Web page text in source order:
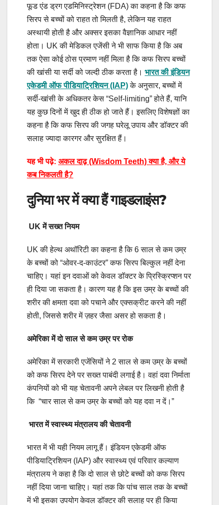
फूड एंड ड्रग एडमिनिस्ट्रेशन (FDA) का कहना है कि कफ
सिरप से बच्चों को राहत तो मिलती है, लेकिन यह राहत
अस्थायी होती है और अक्सर इसका वैज्ञानिक आधार नहीं
होता। UK की मेडिकल एजेंसी ने भी साफ किया है कि अब
तक ऐसा कोई ठोस प्रमाण नहीं मिला है कि कफ सिरप बच्चों
की खांसी या सर्दी को जल्दी ठीक करता है। भारत की इंडियन
एकेडमी ऑफ पीडियाट्रिशियन (IAP)के अनुसार, बच्चों में
सर्दी-खांसी के अधिकतर केस “Self-limiting” होते हैं, यानि
यह कुछ दिनों में खुद ही ठीक हो जाते हैं। इसलिए विशेषज्ञों का
कहना है कि कफ सिरप की जगह घरेलू उपाय और डॉक्टर की
सलाह ज्यादा कारगर और सुरक्षित हैं।
यह भी पढ़े: अकल दाढ़ (Wisdom Teeth) क्या है, और ये
कब निकलती है?
दुनिया भर में क्या हैं गाइडलाइंस?
UK में सख्त नियम
UK की हेल्थ अथॉरिटी का कहना है कि 6 साल से कम उम्र
के बच्चों को “ओवर-द-काउंटर” कफ सिरप बिल्कुल नहीं देना
चाहिए। यहां इन दवाओं को केवल डॉक्टर के प्रिस्क्रिप्शन पर
ही दिया जा सकता है। कारण यह है कि इस उम्र के बच्चों की
शरीर की क्षमता दवा को पचाने और एक्सक्रीट करने की नहीं
होती, जिससे शरीर में ज़हर जैसा असर हो सकता है।
अमेरिका में दो साल से कम उम्र पर रोक
अमेरिका में सरकारी एजेंसियों ने 2 साल से कम उम्र के बच्चों
को कफ सिरप देने पर सख्त पाबंदी लगाई है। वहां दवा निर्माता
कंपनियों को भी यह चेतावनी अपने लेबल पर लिखनी होती है
कि “चार साल से कम उम्र के बच्चों को यह दवा न दें।”
भारत में स्वास्थ्य मंत्रालय की चेतावनी
भारत में भी यही नियम लागू हैं। इंडियन एकेडमी ऑफ
पीडियाट्रिशियन (IAP) और स्वास्थ्य एवं परिवार कल्याण
मंत्रालय ने कहा है कि दो साल से छोटे बच्चों को कफ सिरप
नहीं दिया जाना चाहिए। यहां तक कि पांच साल तक के बच्चों
में भी इसका उपयोग केवल डॉक्टर की सलाह पर ही किया